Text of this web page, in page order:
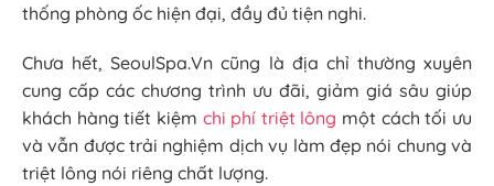
thống phòng ốc hiện đại, đầy đủ tiện nghi.
Chưa hết, SeoulSpa.Vn cũng là địa chỉ thường xuyên
cung cấp các chương trình ưu đãi, giảm giá sâu giúp
khách hàng tiết kiệm chi phí triệt lông một cách tối ưu
và vẫn được trải nghiệm dịch vụ làm đẹp nói chung và
triệt lông nói riêng chất lượng.